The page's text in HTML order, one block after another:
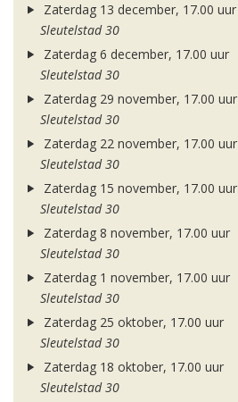
Zaterdag 13 december, 17.00 uur
Sleutelstad 30
Zaterdag 6 december, 17.00 uur
Sleutelstad 30
Zaterdag 29 november, 17.00 uur
Sleutelstad 30
Zaterdag 22 november, 17.00 uur
Sleutelstad 30
Zaterdag 15 november, 17.00 uur
Sleutelstad 30
Zaterdag 8 november, 17.00 uur
Sleutelstad 30
Zaterdag 1 november, 17.00 uur
Sleutelstad 30
Zaterdag 25 oktober, 17.00 uur
Sleutelstad 30
Zaterdag 18 oktober, 17.00 uur
Sleutelstad 30